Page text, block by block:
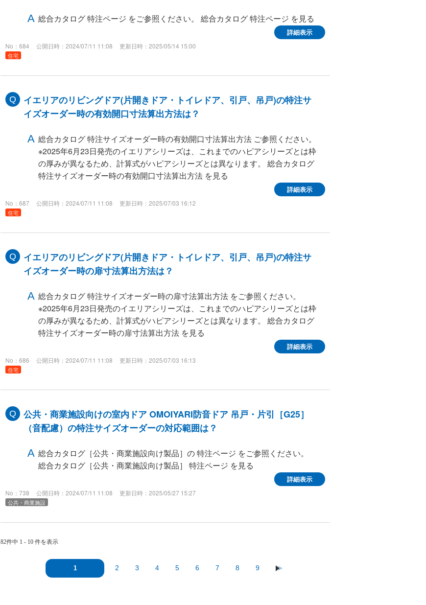
総合カタログ 特注ページ をご参照ください。 総合カタログ 特注ページ を見る
詳細表示
No：684 公開日時：2024/07/11 11:08 更新日時：2025/05/14 15:00
住宅
イエリアのリビングドア(片開きドア・トイレドア、引戸、吊戸)の特注サ
イズオーダー時の有効開口寸法算出方法は？
総合カタログ 特注サイズオーダー時の有効開口寸法算出方法 ご参照ください。
※2025年6月23日発売のイエリアシリーズは、これまでのハピアシリーズとは枠
の厚みが異なるため、計算式がハピアシリーズとは異なります。 総合カタログ
特注サイズオーダー時の有効開口寸法算出方法 を見る
詳細表示
No：687 公開日時：2024/07/11 11:08 更新日時：2025/07/03 16:12
住宅
イエリアのリビングドア(片開きドア・トイレドア、引戸、吊戸)の特注サ
イズオーダー時の扉寸法算出方法は？
総合カタログ 特注サイズオーダー時の扉寸法算出方法 をご参照ください。
※2025年6月23日発売のイエリアシリーズは、これまでのハピアシリーズとは枠
の厚みが異なるため、計算式がハピアシリーズとは異なります。 総合カタログ
特注サイズオーダー時の扉寸法算出方法 を見る
詳細表示
No：686 公開日時：2024/07/11 11:08 更新日時：2025/07/03 16:13
住宅
公共・商業施設向けの室内ドア OMOIYARI防音ドア 吊戸・片引［G25］
（音配慮）の特注サイズオーダーの対応範囲は？
総合カタログ［公共・商業施設向け製品］の 特注ページ をご参照ください。
総合カタログ［公共・商業施設向け製品］ 特注ページ を見る
詳細表示
No：738 公開日時：2024/07/11 11:08 更新日時：2025/05/27 15:27
公共・商業施設
82件中 1 - 10 件を表示
1 2 3 4 5 6 7 8 9 ≫